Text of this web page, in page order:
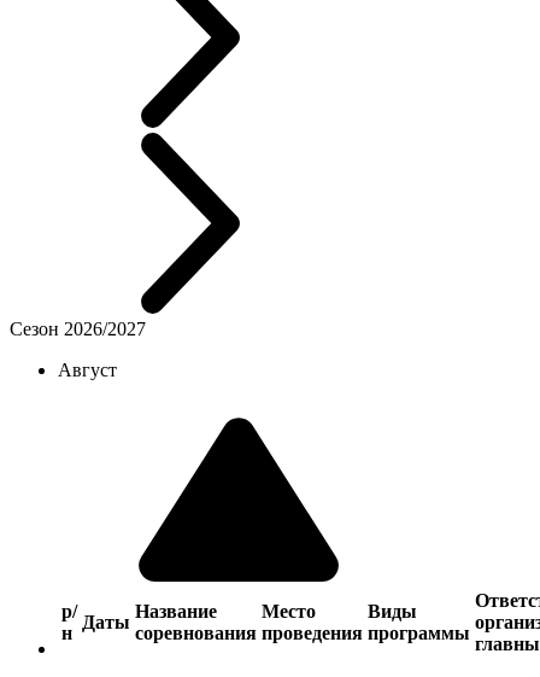
Сезон 2026/2027
Август
р/
н
Даты
Название
соревнования
Место
проведения
Виды
программы